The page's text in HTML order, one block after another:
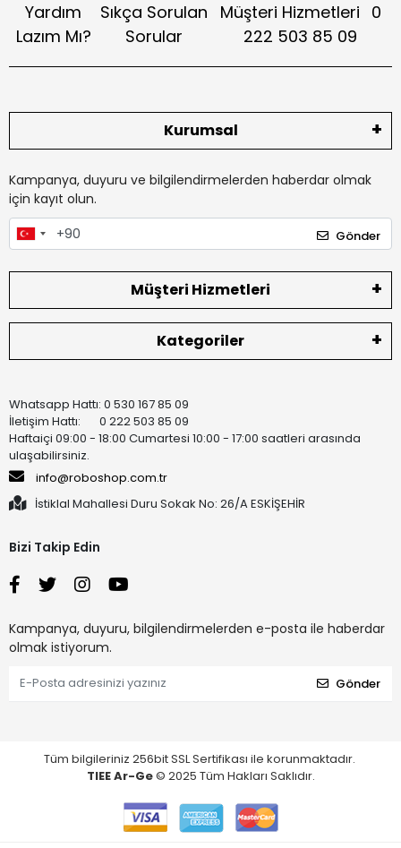
Yardım
Lazım Mı?
Sıkça Sorulan
Sorular
Müşteri Hizmetleri 0
222 503 85 09
Kurumsal
Kampanya, duyuru ve bilgilendirmelerden haberdar olmak
için kayıt olun.
Gönder
Müşteri Hizmetleri
Kategoriler
Whatsapp Hattı: 0 530 167 85 09
İletişim Hattı: 0 222 503 85 09
Haftaiçi 09:00 - 18:00 Cumartesi 10:00 - 17:00 saatleri arasında
ulaşabilirsiniz.
info@roboshop.com.tr
İstiklal Mahallesi Duru Sokak No: 26/A ESKİŞEHİR
Bizi Takip Edin
Kampanya, duyuru, bilgilendirmelerden e-posta ile haberdar
olmak istiyorum.
Gönder
Tüm bilgileriniz 256bit SSL Sertifikası ile korunmaktadır.
TIEE Ar-Ge© 2025 Tüm Hakları Saklıdır.